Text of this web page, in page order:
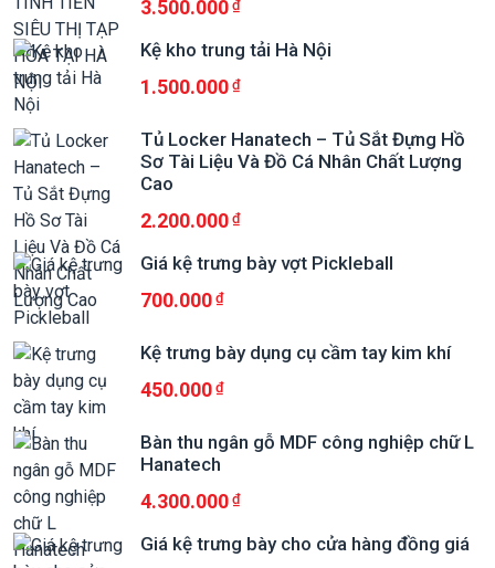
3.500.000
Kệ kho trung tải Hà Nội
1.500.000
Tủ Locker Hanatech – Tủ Sắt Đựng Hồ
Sơ Tài Liệu Và Đồ Cá Nhân Chất Lượng
Cao
2.200.000
Giá kệ trưng bày vợt Pickleball
700.000
Kệ trưng bày dụng cụ cầm tay kim khí
450.000
Bàn thu ngân gỗ MDF công nghiệp chữ L
Hanatech
4.300.000
Giá kệ trưng bày cho cửa hàng đồng giá